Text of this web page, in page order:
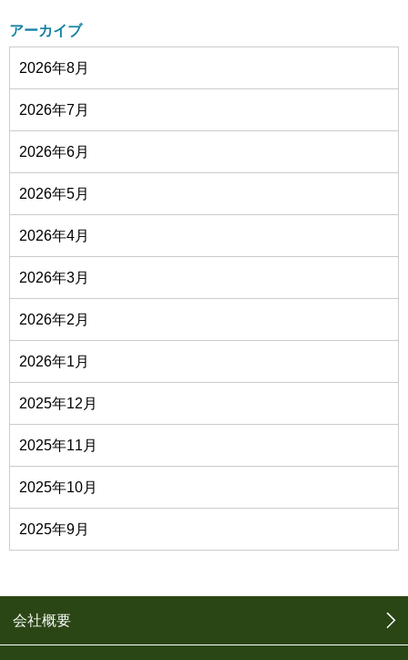
アーカイブ
2026年8月
2026年7月
2026年6月
2026年5月
2026年4月
2026年3月
2026年2月
2026年1月
2025年12月
2025年11月
2025年10月
2025年9月
会社概要